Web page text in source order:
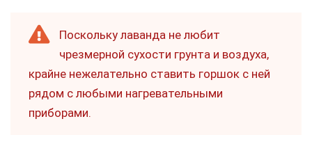
Поскольку лаванда не любит
чрезмерной сухости грунта и воздуха,
крайне нежелательно ставить горшок с ней
рядом с любыми нагревательными
приборами.